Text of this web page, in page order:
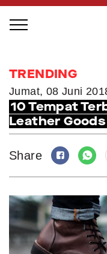
LOCAL GREATNESS
INSPIRING
INSPIRING
INSPIRING
INSPIRING
TRENDING
EVENTS
MLDPODCAST
TRENDING
Jumat, 08 Juni
10 Tempat
Leather
Share